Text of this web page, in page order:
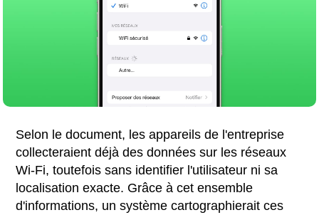
Selon le document, les appareils de l'entreprise
collecteraient déjà des données sur les réseaux
Wi-Fi, toutefois sans identifier l'utilisateur ni sa
localisation exacte. Grâce à cet ensemble
d'informations, un système cartographierait ces